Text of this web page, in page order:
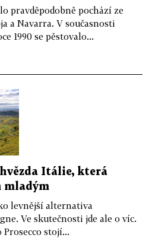
pravděpodobně pochází ze
a Navarra. V současnosti
1990 se pěstovalo...
Itálie, která
mladým
levnější alternativa
Ve skutečnosti jde ale o víc.
stojí...